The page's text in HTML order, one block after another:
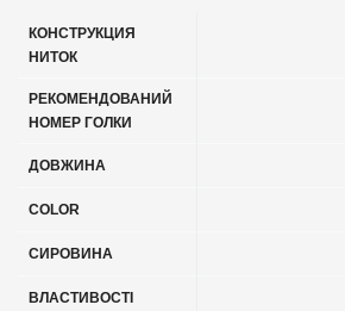
КОНСТРУКЦИЯ
НИТОК
РЕКОМЕНДОВАНИЙ
НОМЕР ГОЛКИ
ДОВЖИНА
COLOR
СИРОВИНА
ВЛАСТИВОСТІ